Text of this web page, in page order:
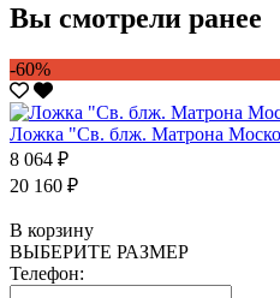
Вы смотрели ранее
-60%
Ложка "Св. блж. Матрона
8 064 ₽
20 160 ₽
В корзину
ВЫБЕРИТЕ РАЗМЕР
Телефон: